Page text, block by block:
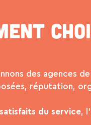
des agences
réputation,
du service,